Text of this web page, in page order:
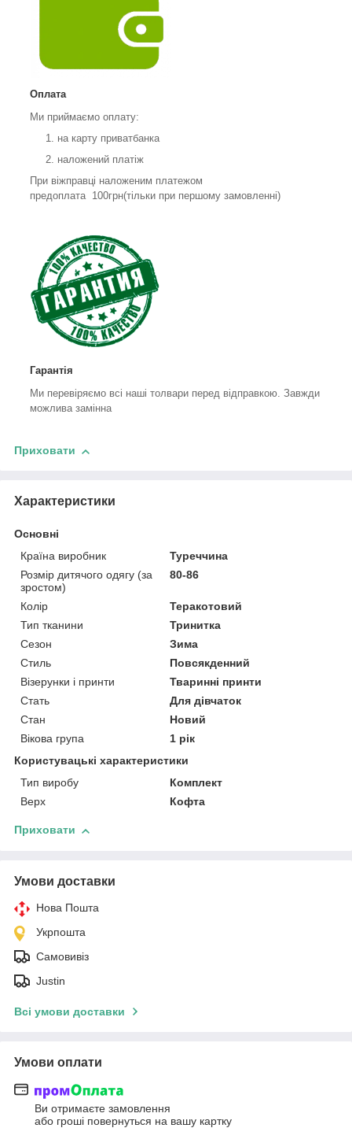
Оплата
Ми приймаємо оплату:
на карту приватбанка
наложений платіж
При віжправці наложеним платежом
предоплата 100грн(тільки при першому замовленні)
Гарантія
Ми перевіряємо всі наші толвари перед відправкою. Завжди
можлива замінна
Приховати
Характеристики
Основні
Країна виробник
Туреччина
Розмір дитячого одягу (за
зростом)
80-86
Колір
Теракотовий
Тип тканини
Тринитка
Сезон
Зима
Стиль
Повсякденний
Візерунки і принти
Тваринні принти
Стать
Для дівчаток
Стан
Новий
Вікова група
1 рік
Користувацькі характеристики
Тип виробу
Комплект
Верх
Кофта
Приховати
Умови доставки
Нова Пошта
Укрпошта
Самовивіз
Justin
Всі умови доставки
Умови оплати
Ви отримаєте замовлення
або гроші повернуться на вашу картку